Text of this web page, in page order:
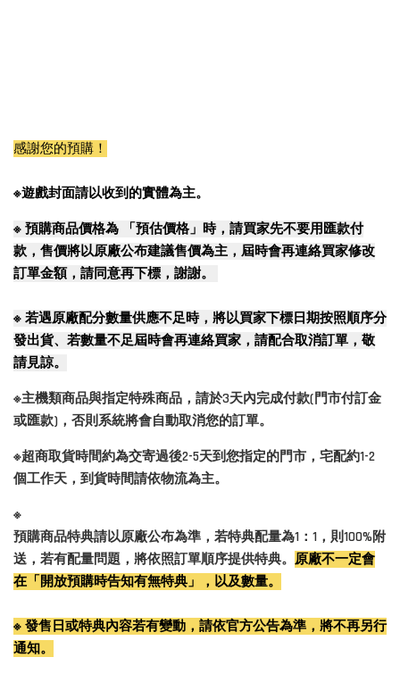
感謝您的預購！
※遊戲封面請以收到的實體為主。
※ 預購商品價格為 「預估價格」時，請買家先不要用匯款付
款，售價將以原廠公布建議售價為主，屆時會再連絡買家修改
訂單金額，請同意再下標，謝謝。
※ 若遇原廠配分數量供應不足時，將以買家下標日期按照順序分
發出貨、若數量不足屆時會再連絡買家，請配合取消訂單，敬
請見諒。
※主機類商品與指定特殊商品，請於3天內完成付款(門市付訂金
或匯款)，否則系統將會自動取消您的訂單。
※超商取貨時間約為交寄過後2-5天到您指定的門市，宅配約1-2
個工作天，到貨時間請依物流為主。
※
預購商品特典請以原廠公布為準，若特典配量為1：1，則100%附
送，若有配量問題，將依照訂單順序提供特典。 原廠不一定會
在「開放預購時告知有無特典」，以及數量。
※ 發售日或特典內容若有變動，請依官方公告為準，將不再另行
通知。